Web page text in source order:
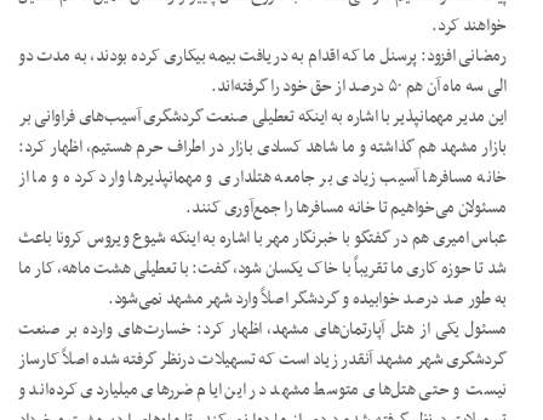
خواهند کرد.
رمضانی افزود: پرسنل ما که اقدام به دریافت بیمه بیکاری کرده بودند، به مدت دو
الی سه ماه آن هم ۵۰ درصد از حق خود را گرفته‌اند.
این مدیر مهمانپذیر با اشاره به اینکه تعطیلی صنعت گردشگری آسیب‌های فراوانی بر
بازار مشهد هم گذاشته و ما شاهد کسادی بازار در اطراف حرم هستیم، اظهار کرد:
خانه مسافرها آسیب زیادی بر جامعه هتلداری و مهمانپذیرها وارد کرده و ما از
مسئولان می‌خواهیم تا خانه مسافرها را جمع‌آوری کنند.
عباس امیری هم در گفتگو با خبرنگار مهر با اشاره به اینکه شیوع ویروس کرونا باعث
شد تا حوزه کاری ما تقریباً با خاک یکسان شود، گفت: با تعطیلی هشت ماهه، کار ما
به طور صد درصد خوابیده و گردشگر اصلاً وارد شهر مشهد نمی‌شود.
مسئول یکی از هتل آپارتمان‌های مشهد، اظهار کرد: خسارت‌های وارده بر صنعت
گردشگری شهر مشهد آنقدر زیاد است که تسهیلات درنظر گرفته شده اصلاً کارساز
نیست و حتی هتل‌های متوسط مشهد در این ایام ضررهای میلیاردی کرده‌اند و